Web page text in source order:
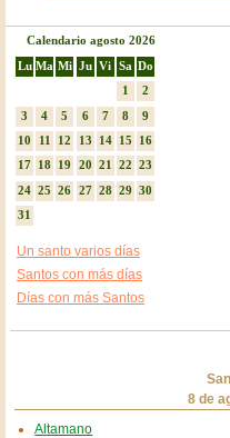
Calendario agosto 2026
Lu Ma Mi Ju Vi Sa Do
1
2
3
4 5 6 7 8
9
10
11 12 13 14 15
16
17 18 19 20 21 22
23
24 25 26 27 28 29
30
31
Un santo varios días
Santos con más días
Días con más Santos
8 de
Altamano